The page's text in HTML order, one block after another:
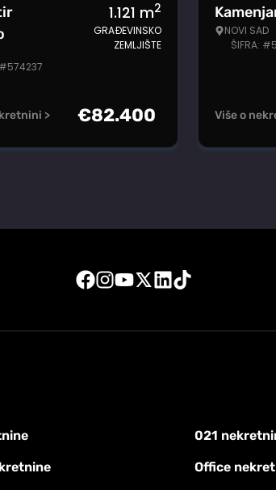
#574237
1.121 m2
GRAĐEVINSKO
ZEMLJIŠTE
> €82.400
NOVI SAD
ŠIFRA:
Više o
021
Office